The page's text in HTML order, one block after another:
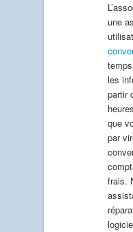
une
les
partir
que
par
frais.